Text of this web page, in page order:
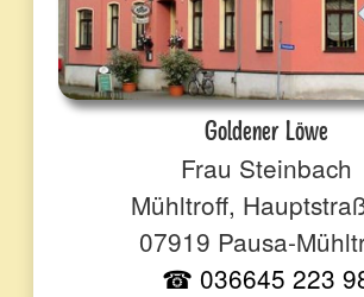
Goldener Löwe
Frau Steinbach
Mühltroff,
07919 Pausa-
☎ 036645 223